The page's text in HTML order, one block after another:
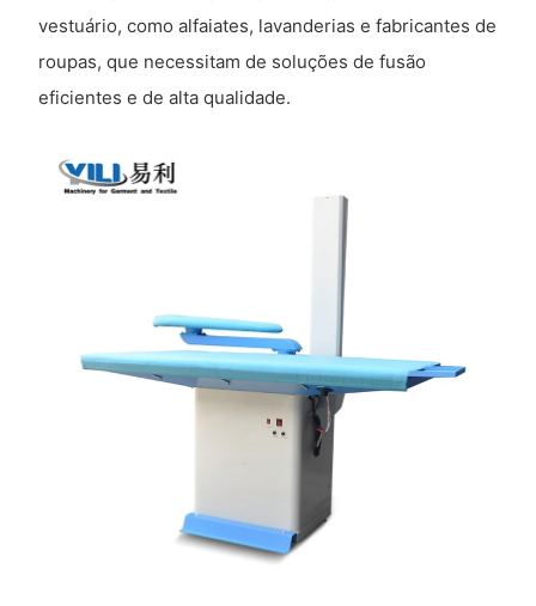
vestuário, como alfaiates, lavanderias e fabricantes de
roupas, que necessitam de soluções de fusão
eficientes e de alta qualidade.